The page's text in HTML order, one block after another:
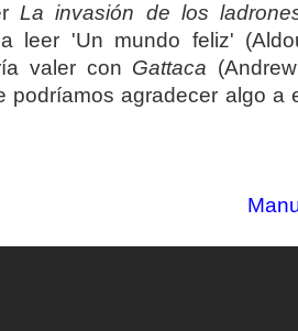
La invasión de los
leer 'Un mundo feliz'
valer con Gattaca
podríamos agradecer algo a